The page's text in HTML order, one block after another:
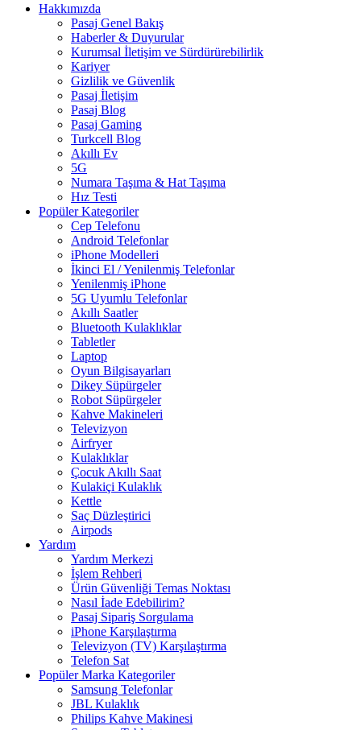
Hakkımızda
Pasaj Genel Bakış
Haberler & Duyurular
Kurumsal İletişim ve Sürdürürebilirlik
Kariyer
Gizlilik ve Güvenlik
Pasaj İletişim
Pasaj Blog
Pasaj Gaming
Turkcell Blog
Akıllı Ev
5G
Numara Taşıma & Hat Taşıma
Hız Testi
Popüler Kategoriler
Cep Telefonu
Android Telefonlar
iPhone Modelleri
İkinci El / Yenilenmiş Telefonlar
Yenilenmiş iPhone
5G Uyumlu Telefonlar
Akıllı Saatler
Bluetooth Kulaklıklar
Tabletler
Laptop
Oyun Bilgisayarları
Dikey Süpürgeler
Robot Süpürgeler
Kahve Makineleri
Televizyon
Airfryer
Kulaklıklar
Çocuk Akıllı Saat
Kulakiçi Kulaklık
Kettle
Saç Düzleştirici
Airpods
Yardım
Yardım Merkezi
İşlem Rehberi
Ürün Güvenliği Temas Noktası
Nasıl İade Edebilirim?
Pasaj Sipariş Sorgulama
iPhone Karşılaştırma
Televizyon (TV) Karşılaştırma
Telefon Sat
Popüler Marka Kategoriler
Samsung Telefonlar
JBL Kulaklık
Philips Kahve Makinesi